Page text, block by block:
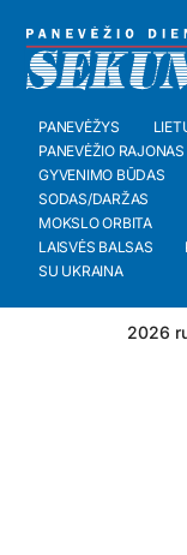
PANEVĖŽYS
PANEVĖŽIO RAJONAS
GYVENIMO BŪDAS
SODAS/DARŽAS
MOKSLO ORBITA
LAISVĖS BALSAS
SU UKRAINA
2026